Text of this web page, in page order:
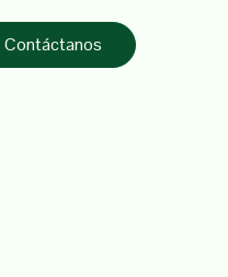
Contáctanos